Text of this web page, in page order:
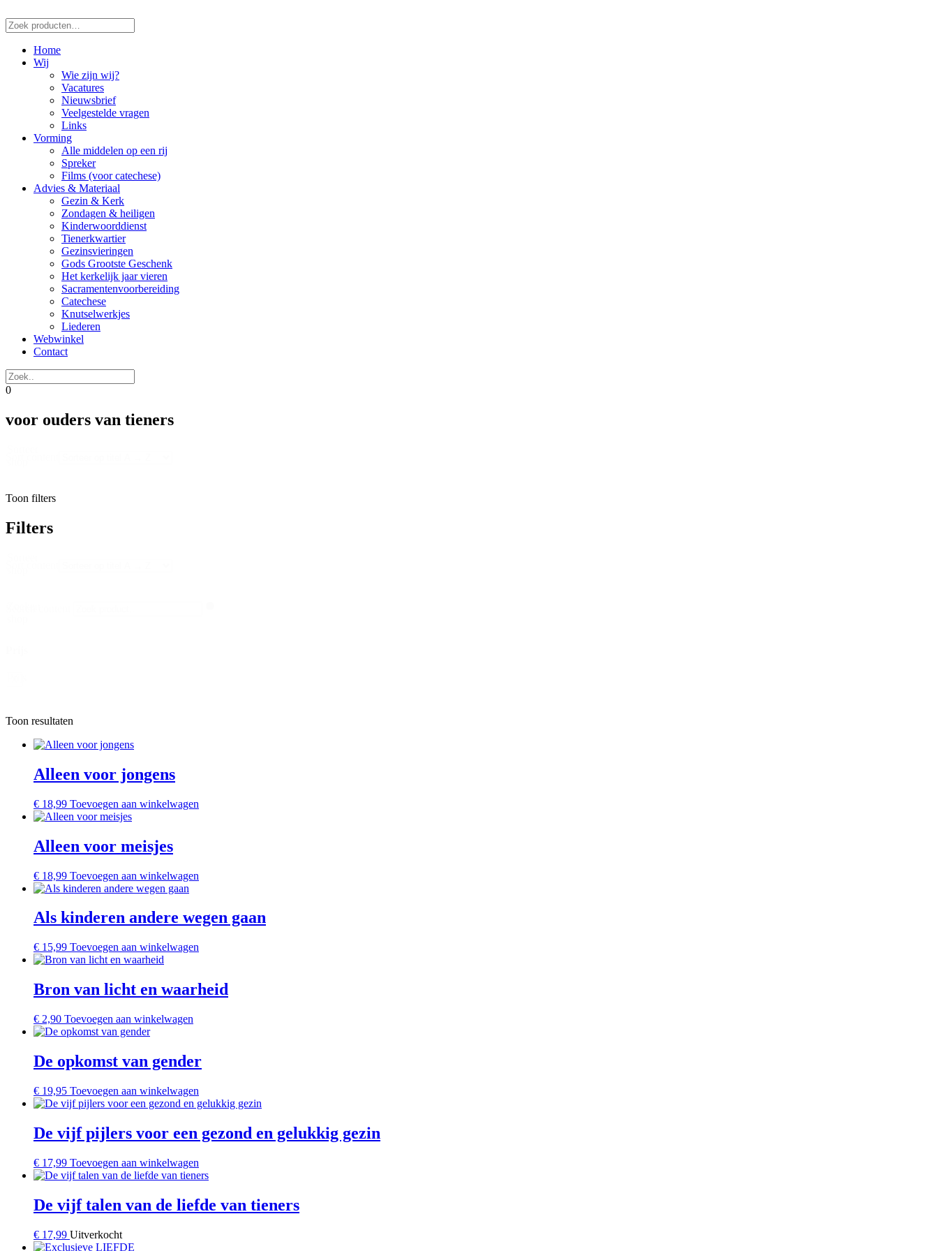
Zoeken
naar:
Home
Wij
Wie zijn wij?
Vacatures
Nieuwsbrief
Veelgestelde vragen
Links
Vorming
Alle middelen op een rij
Spreker
Films (voor catechese)
Advies & Materiaal
Gezin & Kerk
Zondagen & heiligen
Kinderwoorddienst
Tienerkwartier
Gezinsvieringen
Gods Grootste Geschenk
Het kerkelijk jaar vieren
Sacramentenvoorbereiding
Catechese
Knutselwerkjes
Liederen
Webwinkel
Contact
0
voor ouders van tieners
Toon filters
Filters
Toon resultaten
Alleen voor jongens
€ 18,99 Toevoegen aan winkelwagen
Alleen voor meisjes
€ 18,99 Toevoegen aan winkelwagen
Als kinderen andere wegen gaan
€ 15,99 Toevoegen aan winkelwagen
Bron van licht en waarheid
€ 2,90 Toevoegen aan winkelwagen
De opkomst van gender
€ 19,95 Toevoegen aan winkelwagen
De vijf pijlers voor een gezond en gelukkig gezin
€ 17,99 Toevoegen aan winkelwagen
De vijf talen van de liefde van tieners
€ 17,99 Uitverkocht